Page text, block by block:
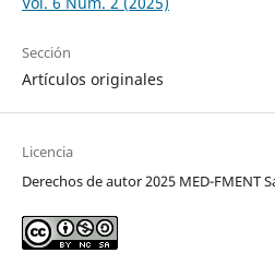
Sección
Artículos originales
Licencia
Derechos de autor 2025 MED-FMENT